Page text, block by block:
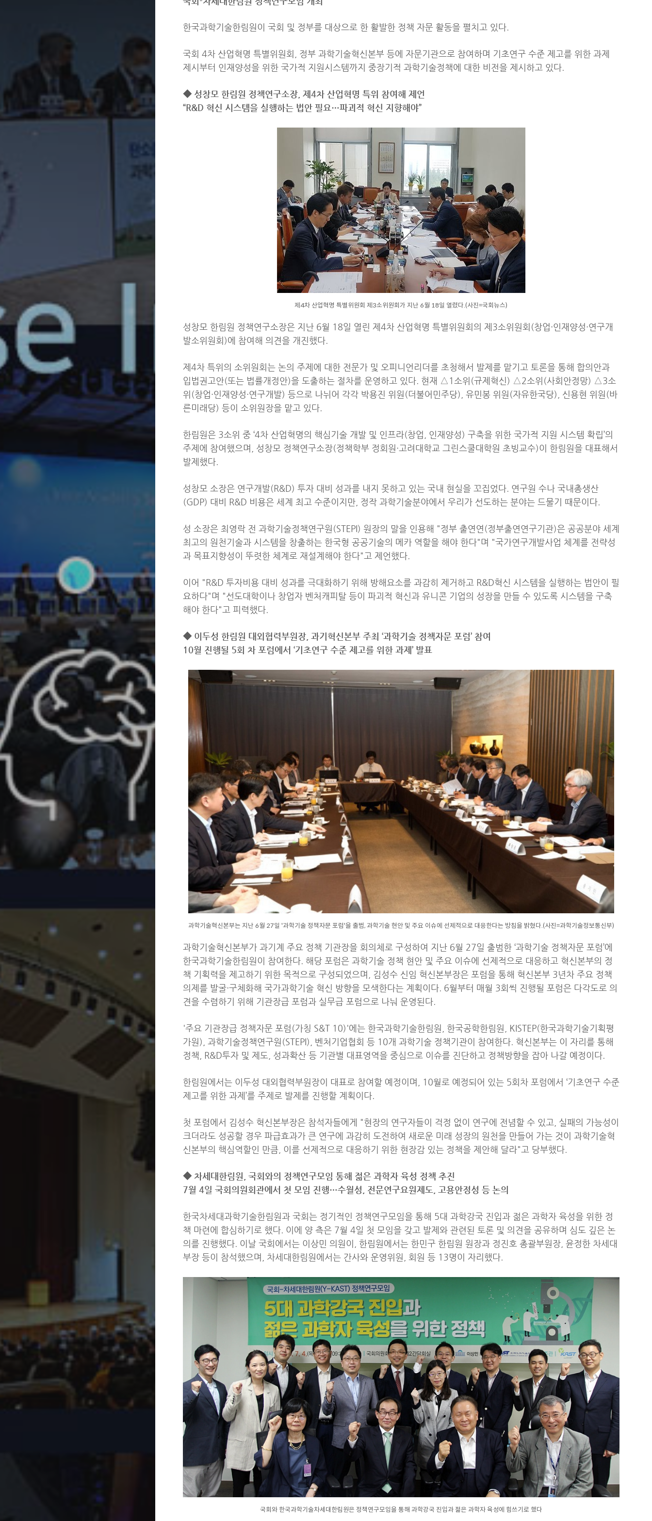
한국과학기술한림원이 국회 및 정부를 대상으로 한 활발한 정책 자문 활동을 펼치고 있다.
국회 4차 산업혁명 특별위원회, 정부 과학기술혁신본부 등에 자문기관으로 참여하며 기초연구 수준 제고를 위한 과제
제시부터 인재양성을 위한 국가적 지원시스템까지 중장기적 과학기술정책에 대한 비전을 제시하고 있다.
◆ 성창모 한림원 정책연구소장, 제4차 산업혁명 특위 참여해 제언
“R&D 혁신 시스템을 실행하는 법안 필요…파괴적 혁신 지향해야”
제4차 산업혁명 특별위원회 제3소위원회가 지난 6월 18일 열렸다.(사진=국회뉴스)
성창모 한림원 정책연구소장은 지난 6월 18일 열린 제4차 산업혁명 특별위원회의 제3소위원회(창업·인재양성·연구개
발소위원회)에 참여해 의견을 개진했다.
제4차 특위의 소위원회는 논의 주제에 대한 전문가 및 오피니언리더를 초청해서 발제를 맡기고 토론을 통해 합의안과
입법권고안(또는 법률개정안)을 도출하는 절차를 운영하고 있다. 현재 △1소위(규제혁신) △2소위(사회안정망) △3소
위(창업·인재양성·연구개발) 등으로 나뉘어 각각 박용진 위원(더불어민주당), 유민봉 위원(자유한국당), 신용현 위원(바
른미래당) 등이 소위원장을 맡고 있다.
한림원은 3소위 중 ‘4차 산업혁명의 핵심기술 개발 및 인프라(창업, 인재양성) 구축을 위한 국가적 지원 시스템 확립’의
주제에 참여했으며, 성창모 정책연구소장(정책학부 정회원·고려대학교 그린스쿨대학원 초빙교수)이 한림원을 대표해서
발제했다.
성창모 소장은 연구개발(R&D) 투자 대비 성과를 내지 못하고 있는 국내 현실을 꼬집었다. 연구원 수나 국내총생산
(GDP) 대비 R&D 비용은 세계 최고 수준이지만, 정작 과학기술분야에서 우리가 선도하는 분야는 드물기 때문이다.
성 소장은 최영락 전 과학기술정책연구원(STEPI) 원장의 말을 인용해 "정부 출연연(정부출연연구기관)은 공공분야 세계
최고의 원천기술과 시스템을 창출하는 한국형 공공기술의 메카 역할을 해야 한다"며 "국가연구개발사업 체계를 전략성
과 목표지향성이 뚜렷한 체계로 재설계해야 한다"고 제언했다.
이어 "R&D 투자비용 대비 성과를 극대화하기 위해 방해요소를 과감히 제거하고 R&D혁신 시스템을 실행하는 법안이 필
요하다"며 "선도대학이나 창업자 벤처캐피탈 등이 파괴적 혁신과 유니콘 기업의 성장을 만들 수 있도록 시스템을 구축
해야 한다"고 피력했다.
◆ 이두성 한림원 대외협력부원장, 과기혁신본부 주최 ‘과학기술 정책자문 포럼’ 참여
10월 진행될 5회 차 포럼에서 ‘기초연구 수준 제고를 위한 과제’ 발표
과학기술혁신본부는 지난 6월 27일 '과학기술 정책자문 포럼'을 출범, 과학기술 현안 및 주요 이슈에 선제적으로 대응한다는 방침을 밝혔다.(사진=과학기술정보통신부)
과학기술혁신본부가 과기계 주요 정책 기관장을 회의체로 구성하여 지난 6월 27일 출범한 ‘과학기술 정책자문 포럼’에
한국과학기술한림원이 참여한다. 해당 포럼은 과학기술 정책 현안 및 주요 이슈에 선제적으로 대응하고 혁신본부의 정
책 기획력을 제고하기 위한 목적으로 구성되었으며, 김성수 신임 혁신본부장은 포럼을 통해 혁신본부 3년차 주요 정책
의제를 발굴·구체화해 국가과학기술 혁신 방향을 모색한다는 계획이다. 6월부터 매월 3회씩 진행될 포럼은 다각도로 의
견을 수렴하기 위해 기관장급 포럼과 실무급 포럼으로 나눠 운영된다.
'주요 기관장급 정책자문 포럼(가칭 S&T 10)'에는 한국과학기술한림원, 한국공학한림원, KISTEP(한국과학기술기획평
가원), 과학기술정책연구원(STEPI), 벤처기업협회 등 10개 과학기술 정책기관이 참여한다. 혁신본부는 이 자리를 통해
정책, R&D투자 및 제도, 성과확산 등 기관별 대표영역을 중심으로 이슈를 진단하고 정책방향을 잡아 나갈 예정이다.
한림원에서는 이두성 대외협력부원장이 대표로 참여할 예정이며, 10월로 예정되어 있는 5회차 포럼에서 ‘기초연구 수준
제고를 위한 과제’를 주제로 발제를 진행할 계획이다.
첫 포럼에서 김성수 혁신본부장은 참석자들에게 "현장의 연구자들이 걱정 없이 연구에 전념할 수 있고, 실패의 가능성이
크더라도 성공할 경우 파급효과가 큰 연구에 과감히 도전하여 새로운 미래 성장의 원천을 만들어 가는 것이 과학기술혁
신본부의 핵심역할인 만큼, 이를 선제적으로 대응하기 위한 현장감 있는 정책을 제안해 달라"고 당부했다.
◆ 차세대한림원, 국회와의 정책연구모임 통해 젊은 과학자 육성 정책 추진
7월 4일 국회의원회관에서 첫 모임 진행…수월성, 전문연구요원제도, 고용안정성 등 논의
한국차세대과학기술한림원과 국회는 정기적인 정책연구모임을 통해 5대 과학강국 진입과 젊은 과학자 육성을 위한 정
책 마련에 합심하기로 했다. 이에 양 측은 7월 4일 첫 모임을 갖고 발제와 관련된 토론 및 의견을 공유하며 심도 깊은 논
의를 진행했다. 이날 국회에서는 이상민 의원이, 한림원에서는 한민구 한림원 원장과 정진호 총괄부원장, 윤정한 차세대
부장 등이 참석했으며, 차세대한림원에서는 간사와 운영위원, 회원 등 13명이 자리했다.
국회와 한국과학기술차세대한림원은 정책연구모임을 통해 과학강국 진입과 젊은 과학자 육성에 힘쓰기로 했다